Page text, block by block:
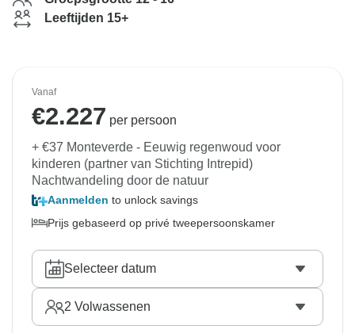
Leeftijden 15+
Vanaf
€2.227 per persoon
+ €37 Monteverde - Eeuwig regenwoud voor
kinderen (partner van Stichting Intrepid)
Nachtwandeling door de natuur
Aanmelden to unlock savings
Prijs gebaseerd op privé tweepersoonskamer
Selecteer datum
2 Volwassenen